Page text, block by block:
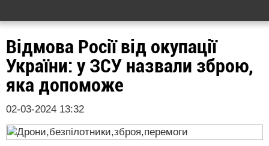
Відмова Росії від окупації
України: у ЗСУ назвали зброю,
яка допоможе
02-03-2024 13:32